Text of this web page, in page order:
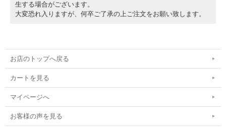
生する場合がございます。
大変恐れ入りますが、何卒ご了承の上ご注文をお願い致します。
お店のトップへ戻る
カートを見る
マイページへ
お客様の声を見る